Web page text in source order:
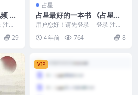
雨
》
注册
29
占星
占星最好的一本书 《占星与
真我》pdf百度网盘下载阿里
云盘下载
用户您好！请先登录！ 登录 注册
《占星与真我》是融合古典占星與
現代占星的占星經...
4 年前 764 8
VIP